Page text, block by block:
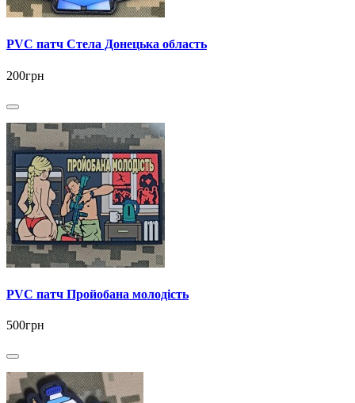
PVC патч Стела Донецька область
200грн
PVC патч Пройобана молодість
500грн